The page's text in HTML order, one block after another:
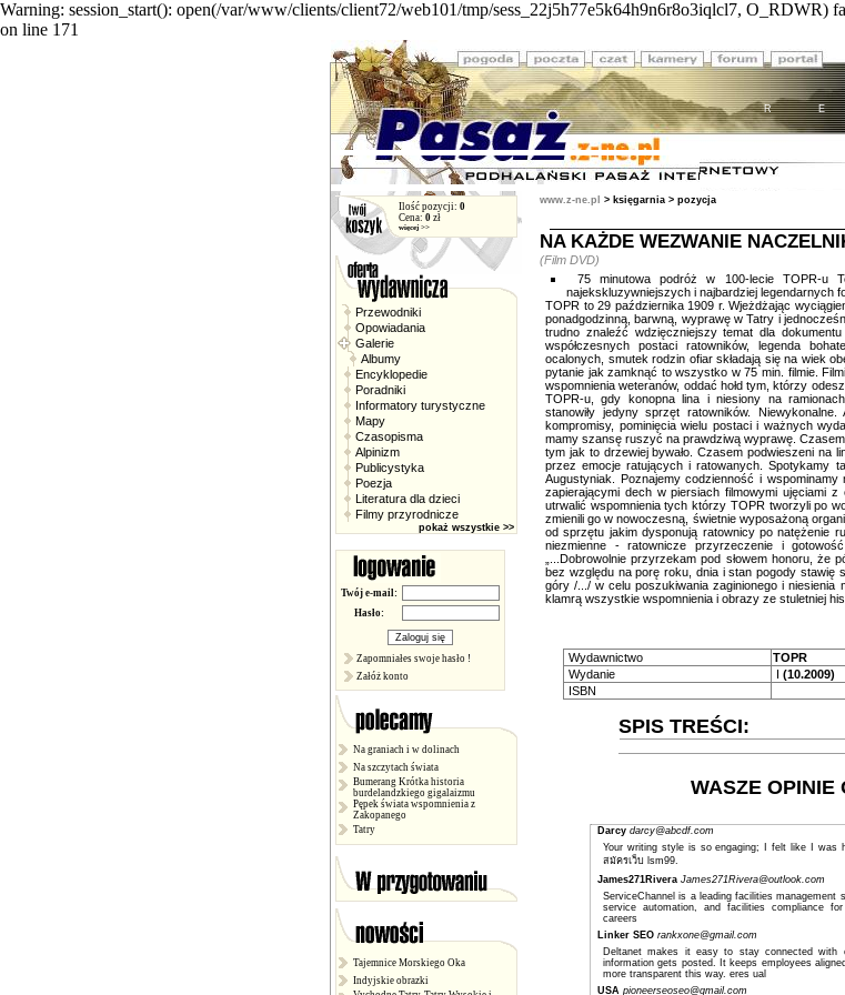
Warning: session_start(): open(/var/www/clients/client72/web101/tmp/sess_22j5h77e5k64h9n6r8o3iqlcl7,
on line 171
R
Ilość pozycji: 0
Cena: 0 zł
więcej >>
Przewodniki
Opowiadania
Galerie
Albumy
Encyklopedie
Poradniki
Informatory turystyczne
Mapy
Czasopisma
Alpinizm
Publicystyka
Poezja
Literatura dla dzieci
Filmy przyrodnicze
pokaż wszystkie >>
Twój e-mail:
Hasło:
Zapomniałes swoje hasło !
Załóż konto
Na graniach i w dolinach
Na szczytach świata
Bumerang Krótka historia
burdelandzkiego gigalaizmu
Pępek świata wspomnienia z
Zakopanego
Tatry
Tajemnice Morskiego Oka
Indyjskie obrazki
www.z-ne.pl > księgarnia > pozycja
NA KAŻDE WEZWANIE
(Film DVD)
75 minutowa podróż w 100-lecie TOPR-u
najekskluzywniejszych i najbardziej legendarnych
TOPR to 29 października 1909 r. Wjeżdżając
ponadgodzinną, barwną, wyprawę w Tatry i
trudno znaleźć wdzięczniejszy temat dla
współczesnych postaci ratowników, legenda
ocalonych, smutek rodzin ofiar składają się na wiek
pytanie jak zamknąć to wszystko w 75 min. filmie.
wspomnienia weteranów, oddać hołd tym, którzy
TOPR-u, gdy konopna lina i niesiony na
stanowiły jedyny sprzęt ratowników.
kompromisy, pominięcia wielu postaci i ważnych
mamy szansę ruszyć na prawdziwą wyprawę.
tym jak to drzewiej bywało. Czasem podwieszeni na
przez emocje ratujących i ratowanych. Spotykamy
Augustyniak. Poznajemy codzienność i
zapierającymi dech w piersiach filmowymi ujęciami
utrwalić wspomnienia tych którzy TOPR tworzyli po
zmienili go w nowoczesną, świetnie wyposażoną
od sprzętu jakim dysponują ratownicy po natężenie
niezmienne - ratownicze przyrzeczenie i
„...Dobrowolnie przyrzekam pod słowem honoru,
bez względu na porę roku, dnia i stan pogody stawię
góry /.../ w celu poszukiwania zaginionego i niesienia
klamrą wszystkie wspomnienia i obrazy ze stuletniej
Wydawnictwo
TOPR
Wydanie
I (10.2009)
ISBN
SPIS TREŚCI:
WASZE OPINIE
Darcy darcy@abcdf.com
Your writing style is so engaging; I felt like I was
สมัครเว็บ lsm99.
James271Rivera James271Rivera@outlook.com
ServiceChannel is a leading facilities management
service automation, and facilities compliance
careers
Linker SEO rankxone@gmail.com
Deltanet makes it easy to stay connected
information gets posted. It keeps employees
more transparent this way. eres ual
USA pioneerseoseo@gmail.com